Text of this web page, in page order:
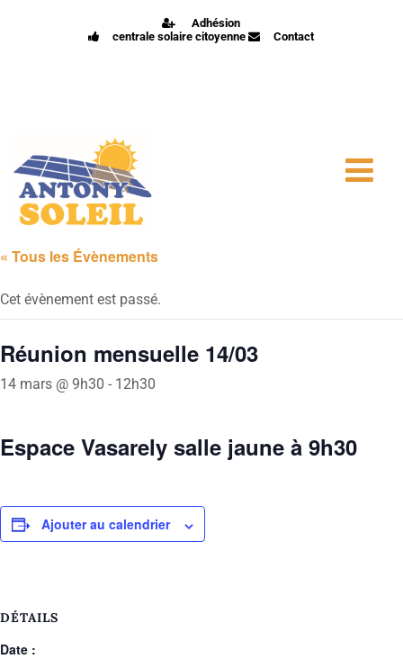
Adhésion
centrale solaire citoyenne
Contact
« Tous les Évènements
Cet évènement est passé.
Réunion mensuelle 14/03
14 mars @ 9h30 - 12h30
Espace Vasarely salle jaune à 9h30
Ajouter au calendrier
DÉTAILS
Date :